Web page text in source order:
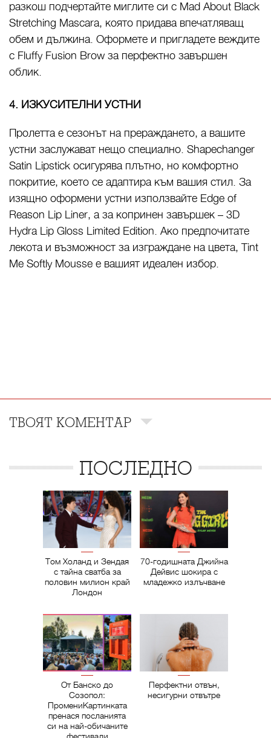
разкош подчертайте миглите си с Mad About Black
Stretching Mascara, която придава впечатляващ
обем и дължина. Оформете и пригладете веждите
с Fluffy Fusion Brow за перфектно завършен
облик.
4. ИЗКУСИТЕЛНИ УСТНИ
Пролетта е сезонът на прераждането, а вашите
устни заслужават нещо специално. Shapechanger
Satin Lipstick осигурява плътно, но комфортно
покритие, което се адаптира към вашия стил. За
изящно оформени устни използвайте Edge of
Reason Lip Liner, а за копринен завършек – 3D
Hydra Lip Gloss Limited Edition. Ако предпочитате
лекота и възможност за изграждане на цвета, Tint
Me Softly Mousse е вашият идеален избор.
ТВОЯТ КОМЕНТАР
ПОСЛЕДНО
Том Холанд и Зендая
с тайна сватба за
половин милион край
Лондон
70-годишната Джийна
Дейвис шокира с
младежко излъчване
От Банско до
Созопол:
ПромениКартинката
пренася посланията
си на най-обичаните
Перфектни отвън,
несигурни отвътре